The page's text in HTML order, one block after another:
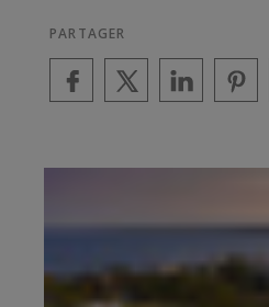
PARTAGER